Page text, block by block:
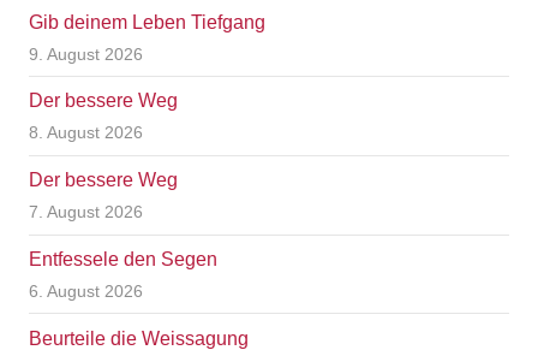
Gib deinem Leben Tiefgang
9. August 2026
Der bessere Weg
8. August 2026
Der bessere Weg
7. August 2026
Entfessele den Segen
6. August 2026
Beurteile die Weissagung